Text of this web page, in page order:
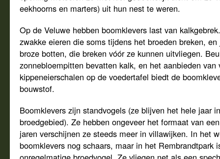
eekhoorns en marters) uit hun nest te weren.
Op de Veluwe hebben boomklevers last van
zwakke eieren die soms tijdens het broeden breken,
broze botten, die breken vóór ze kunnen uitvliegen.
zonnebloempitten bevatten kalk, en het aanbieden van
kippeneierschalen op de voedertafel biedt de
bouwstof.
Boomklevers zijn standvogels (ze blijven het hele jaar
broedgebied). Ze hebben ongeveer het formaat van
jaren verschijnen ze steeds meer in villawijken. In het
boomklevers nog schaars, maar in het Rembrandtpark